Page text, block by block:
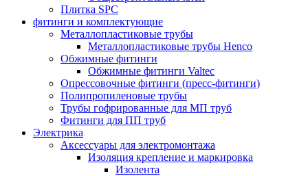
Плитка SPC
фитинги и комплектующие
Металлопластиковые трубы
Металлопластиковые трубы Henco
Обжимные фитинги
Обжимные фитинги Valtec
Опрессовочные фитинги (пресс-фитинги)
Полипропиленовые трубы
Трубы гофрированные для МП труб
Фитинги для ПП труб
Электрика
Аксессуары для электромонтажа
Изоляция крепление и маркировка
Изолента